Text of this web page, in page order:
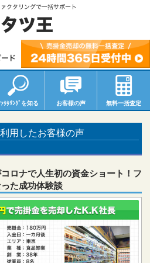
ｸﾀﾘﾝｸﾞを知る お客様の声 無料一括査定
用したお客様の声
ロナで人生初の資金ショート！フ
た成功体験談